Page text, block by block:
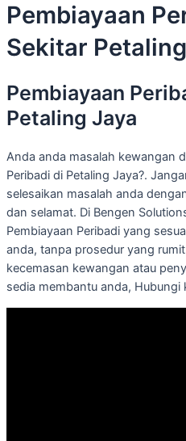
Pembiayaan
Sekitar
Pembiayaan
Petaling Jaya
Anda anda masalah kewangan
Peribadi di Petaling Jaya?.
selesaikan masalah anda
dan selamat. Di Bengen
Pembiayaan Peribadi yang
anda, tanpa prosedur yang
kecemasan kewangan atau
sedia membantu anda, Hubungi